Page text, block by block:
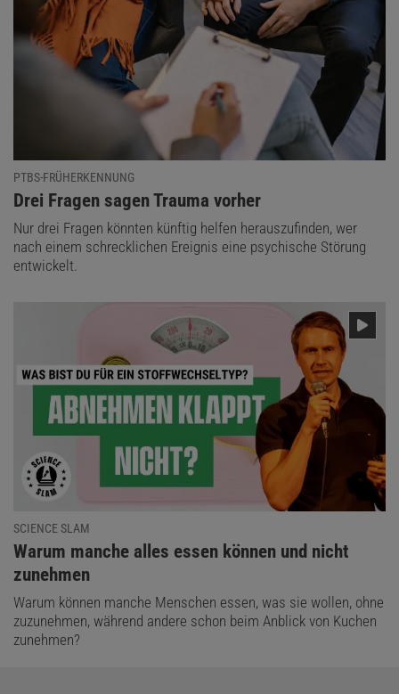
PTBS-FRÜHERKENNUNG
:
Drei Fragen sagen Trauma vorher
Nur drei Fragen könnten künftig helfen herauszufinden, wer
nach einem schrecklichen Ereignis eine psychische Störung
entwickelt.
SCIENCE SLAM
:
Warum manche alles essen können und nicht
zunehmen
Warum können manche Menschen essen, was sie wollen, ohne
zuzunehmen, während andere schon beim Anblick von Kuchen
zunehmen?